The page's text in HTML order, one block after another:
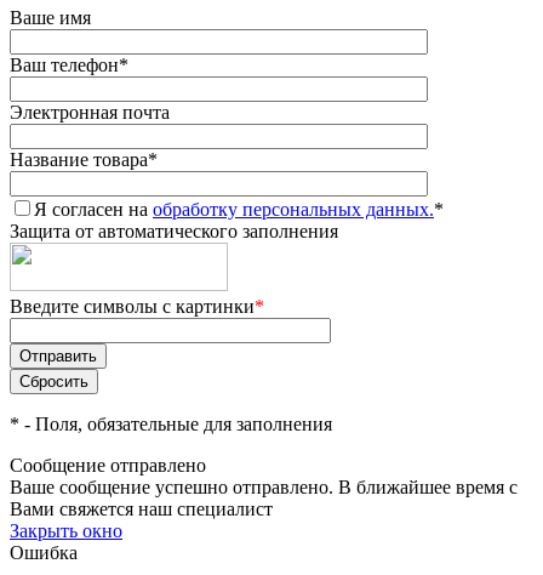
Ваше имя
Ваш телефон*
Электронная почта
Название товара*
Я согласен на обработку персональных данных.*
Защита от автоматического заполнения
Введите символы с картинки*
* - Поля, обязательные для заполнения
Сообщение отправлено
Ваше сообщение успешно отправлено. В ближайшее время с
Вами свяжется наш специалист
Закрыть окно
Ошибка